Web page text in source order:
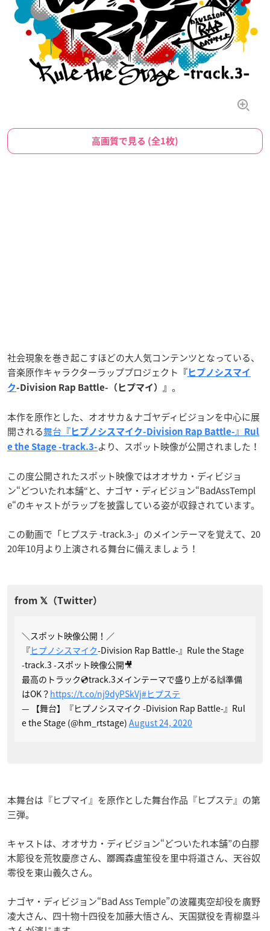
高画質で見る (全1枚)
社会現象を巻き起こすほどの大人気コンテンツとなっている、
音楽原作キャラクターラッププロジェクト
『 ヒプノシスマイ
ク-Division Rap Battle-（ヒプマイ）』 。
本作を原作とした、オオサカ＆ナゴヤディビジョンを中心に展
開される舞台 『ヒプノシスマイク-Division Rap Battle-』Rul
e the Stage -track.3- より、スポット映像が公開されました！
この度公開されたスポット映像ではオオサカ・ディビジョ
ン“どついたれ本舗“と、ナゴヤ・ディビジョン“BadAssTempl
e“のキャストがラップを披露している姿が収録されています。
この動画で「ヒプステ -track.3-」のメインテーマを覚えて、20
20年10月より上演される舞台に備えましょう！
＼スポット映像公開！／
『ヒプノシスマイク-Division Rap Battle-』Rule the Stage
-track.3 -スポット映像公開🎥
最高のトラック💿track.3メインテーマで盛り上がる🙌準備
はOK？ https://t.co/nj9dyPSkVj#ヒプステ
— 【舞台】『ヒプノシスマイク -Division Rap Battle-』Rul
e the Stage (@hm_rtstage) August 24, 2020
本舞台は『ヒプマイ』を原作とした舞台作品『ヒプステ』の第
三弾。
キャストは、オオサカ・ディビジョン“どついたれ本舗”の白膠
木簓役を荒牧慶彦さん、躑躅森盧笙役を里中将道さん、天谷奴
零役を東山義久さん。
ナゴヤ・ディビジョン“Bad Ass Temple”の波羅夷空却役を廣野
凌大さん、四十物十四役を加藤大悟さん、天国獄役を青柳塁斗